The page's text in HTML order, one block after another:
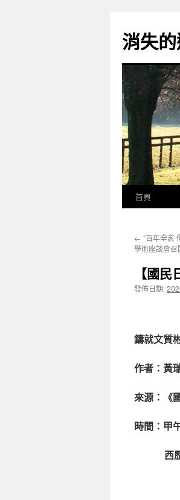
主
要
消失
首頁
← “百年辛亥
學術座談會召
【國
發佈日期:
鑄就文質
作者：黃
來源：《
時間：甲
西歷